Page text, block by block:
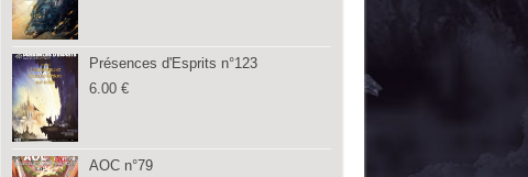
Présences d'Esprits n°123
6.00 €
AOC n°79